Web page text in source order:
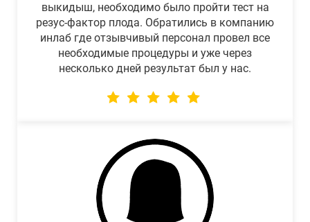
выкидыш, необходимо было пройти тест на
резус-фактор плода. Обратились в компанию
инлаб где отзывчивый персонал провел все
необходимые процедуры и уже через
несколько дней результат был у нас.